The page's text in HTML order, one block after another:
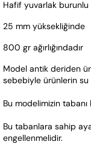
Hafif yuvarlak burunlu
25 mm yüksekliğinde
800 gr ağırlığındadır
Model antik deriden
sebebiyle ürünlerin su
Bu modelimizin tabanı
Bu tabanlara sahip
engellenmelidir.